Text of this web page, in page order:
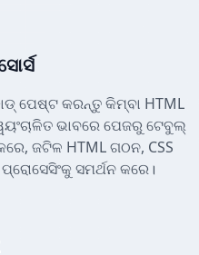
ପେଷ୍ଟ କରନ୍ତୁ କିମ୍ବା HTML
ଭାବରେ ପେଜରୁ ଟେବୁଲ୍
ଜଟିଳ HTML ଗଠନ, CSS
ସମର୍ଥନ କରେ।